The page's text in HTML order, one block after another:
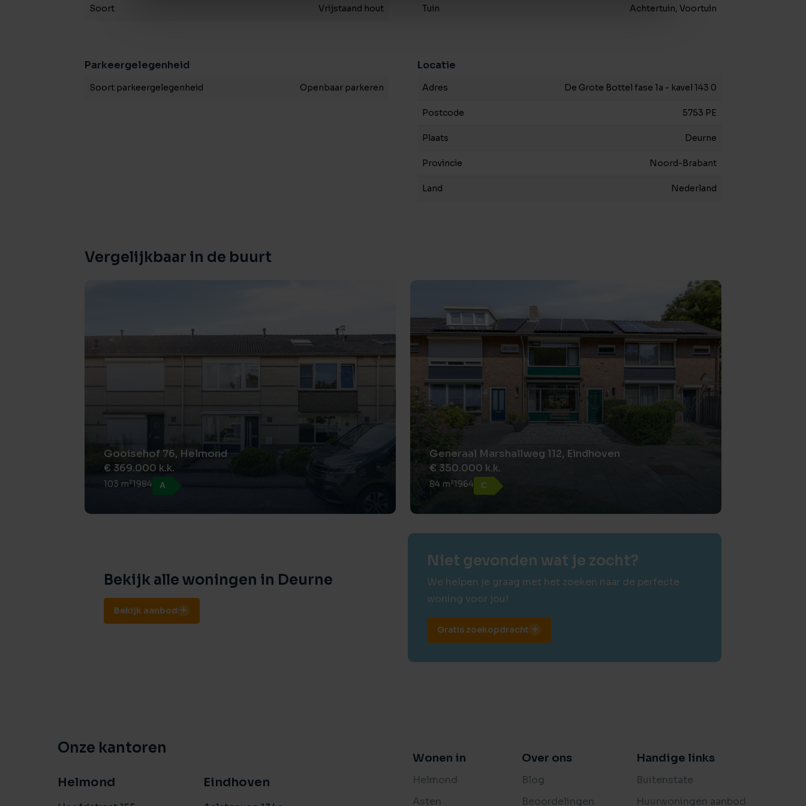
Tuin Achtertuin, Voortuin
Soort Vrijstaand hout
Parkeergelegenheid
Soort parkeergelegenheid Openbaar parkeren
Locatie
Adres De Grote Bottel fase 1a - kavel 143 0
Postcode 5753 PE
Plaats Deurne
Provincie Noord-Brabant
Land Nederland
Vergelijkbaar in de buurt
Gooisehof 76, Helmond
€ 369.000 k.k.
103 m²1984 A
Generaal Marshallweg 112, Eindhoven
€ 350.000 k.k.
84 m²1964 C
Bekijk alle woningen in Deurne
Bekijk aanbod
Niet gevonden wat je zocht?
We helpen je graag met het zoeken naar de perfecte
woning voor jou!
Gratis zoekopdracht
Onze kantoren
Helmond Eindhoven
Wonen in
Helmond
Asten
Over ons
Blog
Beoordelingen
Handige links
Buitenstate
Huurwoningen aanbod